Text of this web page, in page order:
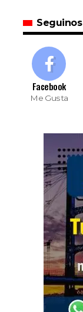
Seguinos
Facebook
Me Gusta